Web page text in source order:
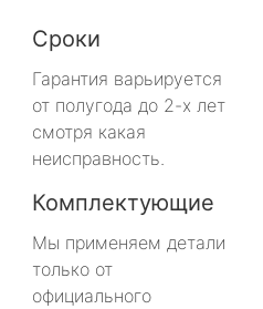
площадь
Сроки
Гарантия варьируется
от полугода до 2-х лет
смотря какая
неисправность.
Комплектующие
Мы применяем детали
только от
официального